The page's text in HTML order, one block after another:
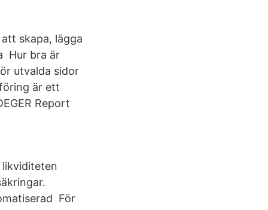
skapa, lägga
Hur bra är
utvalda sidor
är ett
Report
För